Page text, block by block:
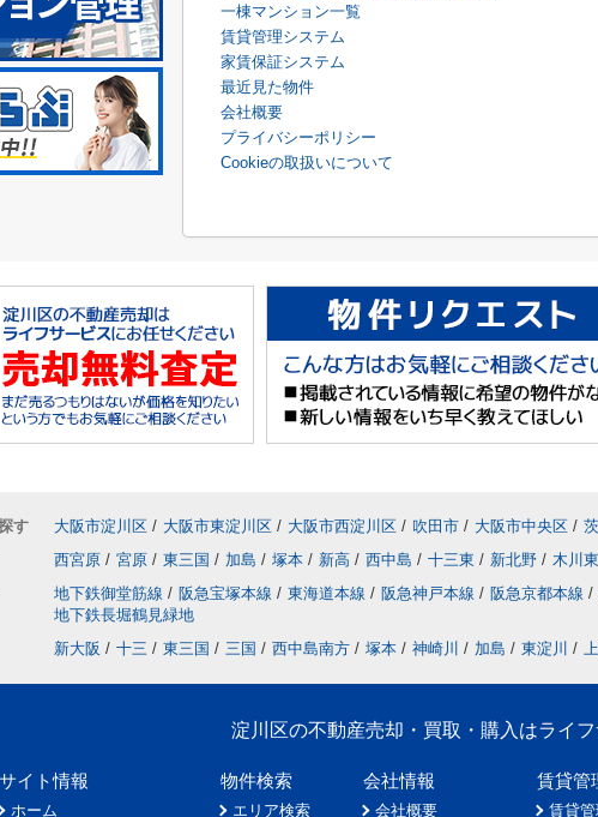
一棟マンション一覧
賃貸管理システム
家賃保証システム
最近見た物件
会社概要
プライバシーポリシー
Cookieの取扱いについて
す 大阪市淀川区 / 大阪市東淀川区 / 大阪市西淀川区 / 吹田市 / 大阪市中央区 /
西宮原 / 宮原 / 東三国 / 加島 / 塚本 / 新高 / 西中島 / 十三東 / 新北野 / 木川東
地下鉄御堂筋線 / 阪急宝塚本線 / 東海道本線 / 阪急神戸本線 / 阪急京都本線 /
地下鉄長堀鶴見緑地
新大阪 / 十三 / 東三国 / 三国 / 西中島南方 / 塚本 / 神崎川 / 加島 / 東淀川 /
淀川区の不動産売却・買取・購入はライ
サイト情報
ホーム
物件検索
エリア検索
会社情報
会社概要
賃貸管
賃貸管